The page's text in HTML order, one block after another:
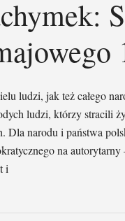
ludzi, jak też całego
ludzi, którzy stracili
Dla narodu i państwa
na
i